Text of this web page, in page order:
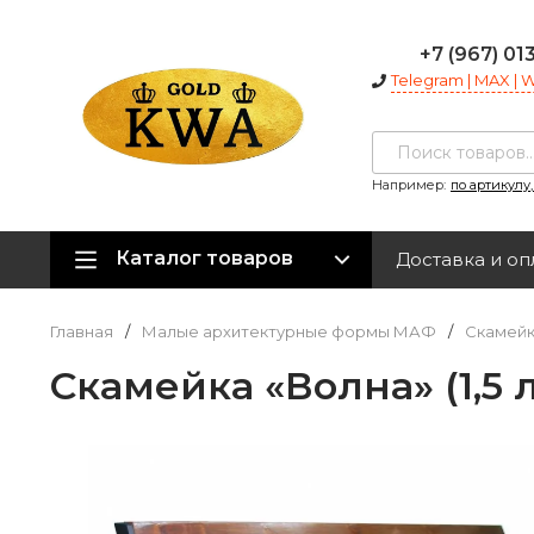
+7 (967)
Telegram | MAX |
Например: по
Каталог товаров Доставка и
Главная / Малые архитектурные формы МАФ /
Скамейка «Волна» (1,5